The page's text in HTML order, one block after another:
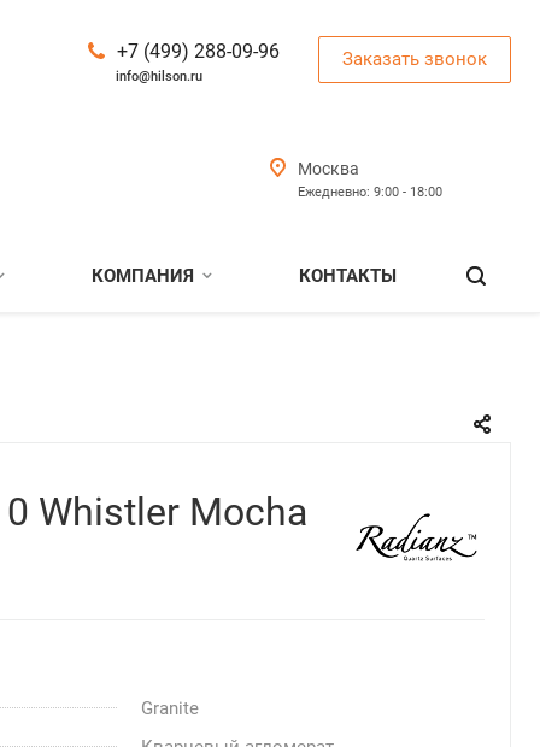
+7 (499) 288-09-96
info@hilson.ru
Заказать звонок
Москва
Ежедневно: 9:00 - 18:00
КОМПАНИЯ КОНТАКТЫ
Whistler Mocha
Granite